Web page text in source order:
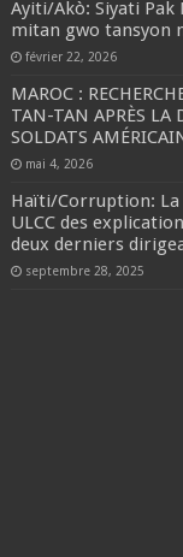
Ayiti/Akò: Siyati Pak
mitan gwo tansyon
février 22, 2026
MAROC :
TAN-TAN APRÈS LA
SOLDATS
mai 4, 2026
Haïti/Corruption: La
ULCC des
deux derniers
septembre 28, 2025